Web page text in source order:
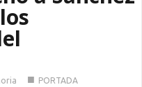
■ PORTADA